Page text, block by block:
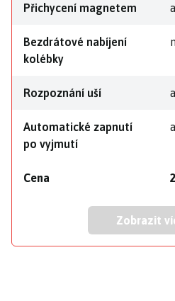
Přichycení magnetem
Bezdrátové nabíjení
kolébky
Rozpoznání uší
Automatické zapnutí
po vyjmutí
Cena
Zobrazit